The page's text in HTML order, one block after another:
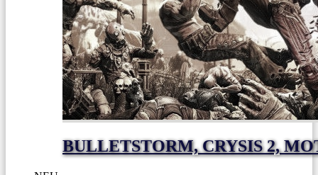
BULLETSTORM, CRYSIS 2,